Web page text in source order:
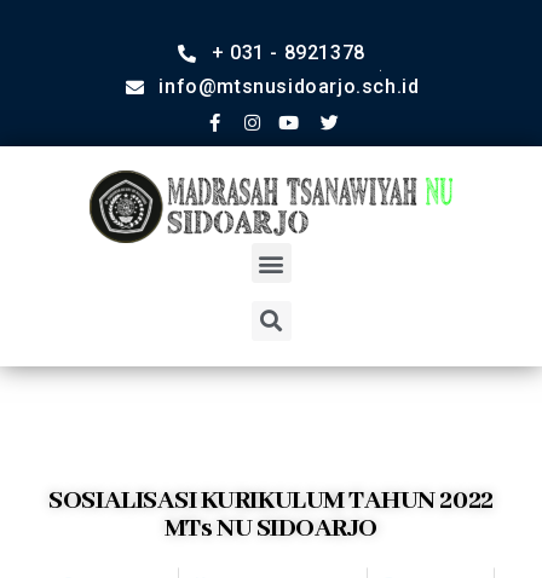
+ 031 - 8921378
info@mtsnusidoarjo.sch.id
SOSIALISASI KURIKULUM TAHUN 2022
MTs NU SIDOARJO